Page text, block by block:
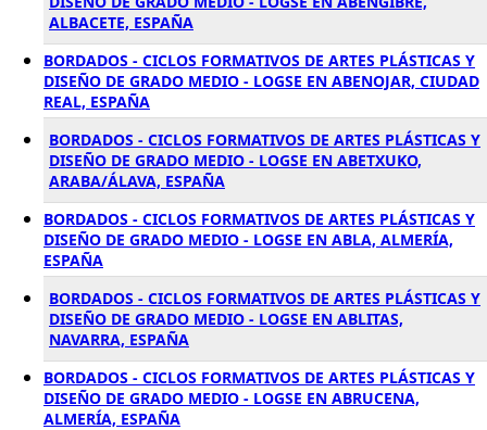
ALBACETE, ESPAÑA
BORDADOS - CICLOS FORMATIVOS DE ARTES PLÁSTICAS Y
DISEÑO DE GRADO MEDIO - LOGSE EN ABENOJAR, CIUDAD
REAL, ESPAÑA
BORDADOS - CICLOS FORMATIVOS DE ARTES PLÁSTICAS Y
DISEÑO DE GRADO MEDIO - LOGSE EN ABETXUKO,
ARABA/ÁLAVA, ESPAÑA
BORDADOS - CICLOS FORMATIVOS DE ARTES PLÁSTICAS Y
DISEÑO DE GRADO MEDIO - LOGSE EN ABLA, ALMERÍA,
ESPAÑA
BORDADOS - CICLOS FORMATIVOS DE ARTES PLÁSTICAS Y
DISEÑO DE GRADO MEDIO - LOGSE EN ABLITAS,
NAVARRA, ESPAÑA
BORDADOS - CICLOS FORMATIVOS DE ARTES PLÁSTICAS Y
DISEÑO DE GRADO MEDIO - LOGSE EN ABRUCENA,
ALMERÍA, ESPAÑA